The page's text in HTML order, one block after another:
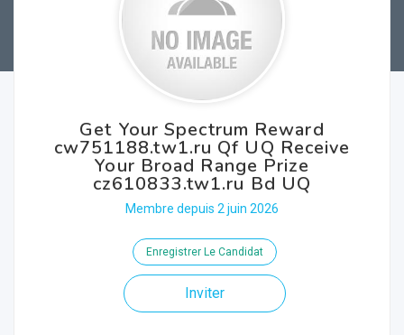
Get Your Spectrum Reward
cw751188.tw1.ru Qf UQ Receive
Your Broad Range Prize
cz610833.tw1.ru Bd UQ
Membre depuis 2 juin 2026
Enregistrer Le Candidat
Inviter